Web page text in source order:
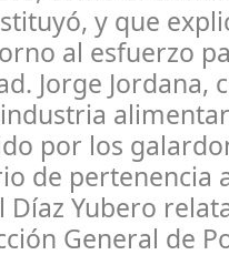
y que
al esfuerzo
Jorge Jordana,
por los
de pertenencia
Yubero
General de